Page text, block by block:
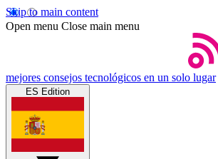
Skip to main content
Open menu Close main menu
mejores consejos tecnológicos en un solo lugar
ES Edition